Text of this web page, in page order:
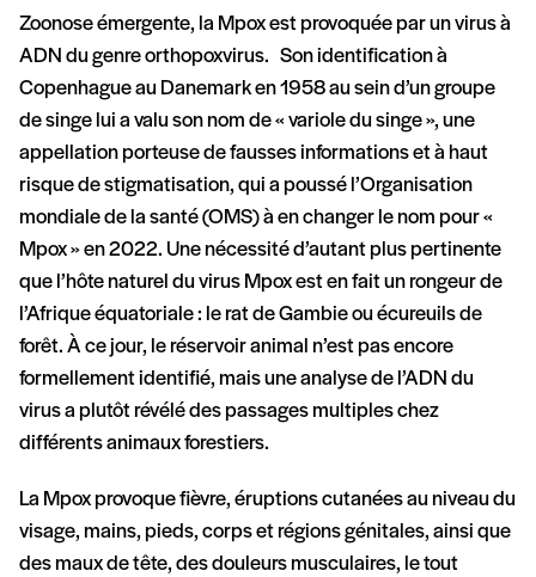
Zoonose émergente, la Mpox est provoquée par un virus à
ADN du genre orthopoxvirus. Son identification à
Copenhague au Danemark en 1958 au sein d’un groupe
de singe lui a valu son nom de « variole du singe », une
appellation porteuse de fausses informations et à haut
risque de stigmatisation, qui a poussé l’Organisation
mondiale de la santé (OMS) à en changer le nom pour «
Mpox » en 2022. Une nécessité d’autant plus pertinente
que l’hôte naturel du virus Mpox est en fait un rongeur de
l’Afrique équatoriale : le rat de Gambie ou écureuils de
forêt. À ce jour, le réservoir animal n’est pas encore
formellement identifié, mais une analyse de l’ADN du
virus a plutôt révélé des passages multiples chez
différents animaux forestiers.
La Mpox provoque fièvre, éruptions cutanées au niveau du
visage, mains, pieds, corps et régions génitales, ainsi que
des maux de tête, des douleurs musculaires, le tout